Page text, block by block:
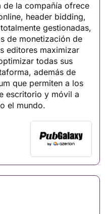
de la compañía ofrece
header bidding,
gestionadas,
de monetización de
editores maximizar
todas sus
además de
que permiten a los
escritorio y móvil a
el mundo.